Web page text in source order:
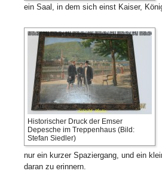
ein Saal, in dem sich einst Kaiser,
Historischer Druck der Emser
Depesche im Treppenhaus (Bild:
Stefan Siedler)
nur ein kurzer Spaziergang, und ein
daran zu erinnern.